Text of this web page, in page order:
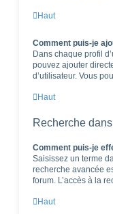
Haut
Comment puis-je
Dans chaque profil
pouvez ajouter
d’utilisateur. Vous
Haut
Recherche
Comment puis-je
Saisissez un terme
recherche avancée
forum. L’accès à la
Haut